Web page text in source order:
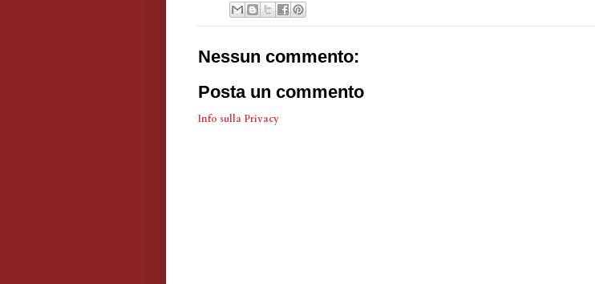
Nessun commento:
Posta un commento
Info sulla Privacy